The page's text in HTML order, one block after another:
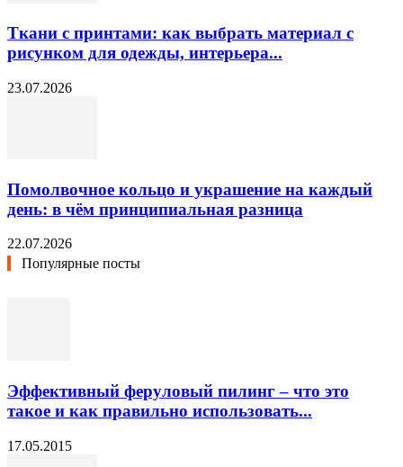
Ткани с принтами: как выбрать материал с
рисунком для одежды, интерьера...
23.07.2026
Помолвочное кольцо и украшение на каждый
день: в чём принципиальная разница
22.07.2026
Популярные посты
Эффективный феруловый пилинг – что это
такое и как правильно использовать...
17.05.2015